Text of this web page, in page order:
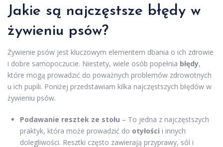
Jakie są najczęstsze błędy w
żywieniu psów?
Żywienie psów jest kluczowym elementem dbania o ich zdrowie
i dobre samopoczucie. Niestety, wiele osób popełnia błędy,
które mogą prowadzić do poważnych problemów zdrowotnych
u ich pupili. Poniżej przedstawiam kilka najczęstszych błędów w
żywieniu psów.
Podawanie resztek ze stołu – To jedna z najczęstszych
praktyk, która może prowadzić do otyłości i innych
dolegliwości. Resztki często zawierają przyprawy, sól i